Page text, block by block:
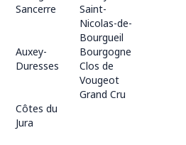
Sancerre
Saint-
Nicolas-de-
Bourgueil
Auxey-
Duresses
Bourgogne
Clos de
Vougeot
Grand Cru
Côtes du
Jura